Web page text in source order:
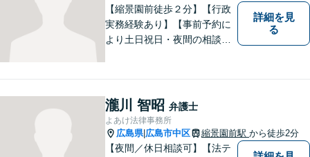
【縮景園前徒歩２分】【行政
実務経験あり】【事前予約に
より土日祝日・夜間の相談
理・破産、労働問題、企業法
務、交通事故、刑事事件、行
政事件など。
詳細を見
る
瀧川 智昭 弁護士
よあけ法律事務所
広島県| 広島市中区 縮景園前駅 から徒歩2分
【夜間／休日相談可】【法テ